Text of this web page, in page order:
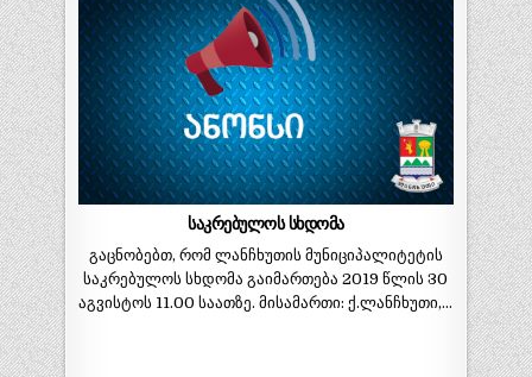
საკრებულოს სხდომა
გაცნობებთ, რომ ლანჩხუთის მუნიციპალიტეტის
საკრებულოს სხდომა გაიმართება 2019 წლის 30
აგვისტოს 11.00 საათზე. მისამართი: ქ.ლანჩხუთი,…